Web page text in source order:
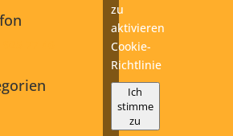
zu
aktivieren
Cookie-
Richtlinie
Ich
stimme
zu